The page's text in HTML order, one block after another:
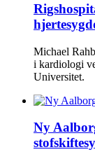
Michael
i kardiologi
Universitet.
Ny